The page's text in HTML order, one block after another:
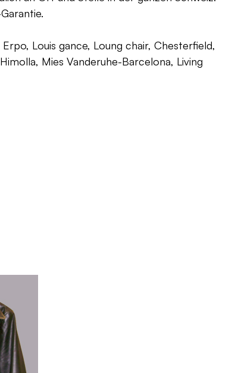
Louis gance, Loung chair, Chesterfield,
Mies Vanderuhe-Barcelona, Living